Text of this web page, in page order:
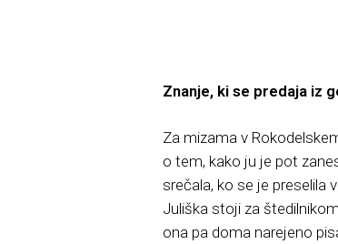
Znanje, ki se predaja iz
Za mizama v
o tem, kako ju je pot
srečala, ko se je preselila
Juliška stoji za
ona pa doma narejeno